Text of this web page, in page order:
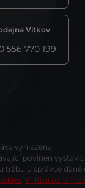
Vítkov
556 770 199
vyhrazena
povinen
tržbu u správce
Vnitřní